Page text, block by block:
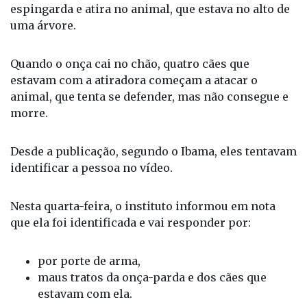
espingarda e atira no animal, que estava no alto de
uma árvore.
Quando o onça cai no chão, quatro cães que
estavam com a atiradora começam a atacar o
animal, que tenta se defender, mas não consegue e
morre.
Desde a publicação, segundo o Ibama, eles tentavam
identificar a pessoa no vídeo.
Nesta quarta-feira, o instituto informou em nota
que ela foi identificada e vai responder por:
por porte de arma,
maus tratos da onça-parda e dos cães que
estavam com ela.